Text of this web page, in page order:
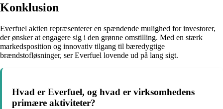
Konklusion
Everfuel aktien repræsenterer en spændende mulighed for investorer,
der ønsker at engagere sig i den grønne omstilling. Med en stærk
markedsposition og innovativ tilgang til bæredygtige
brændstofløsninger, ser Everfuel lovende ud på lang sigt.
Hvad er Everfuel, og hvad er virksomhedens
primære aktiviteter?